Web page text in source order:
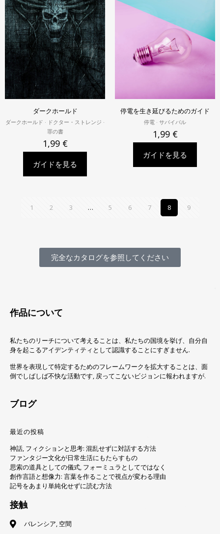
ダークホールド
ダークホールド · ドクター・ストレンジ ·
罪の書
1,99 €
ガイドを見る
停電を生き延びるためのガイド
停電 · サバイバル
1,99 €
ガイドを見る
1 2 3 … 5 6 7 8 9
完全なカタログを参照してください
作品について
私たちのリーチについて考えることは、私たちの国境を挙げ、自分自
身を起こるアイデンティティとして認識することにすぎません.
世界を表現して特定するためのフレームワークを拡大することは、面
倒でしばしば不快な活動です, 戻ってこないビジョンに報われますが.
ブログ
最近の投稿
神話, フィクションと思考: 混乱せずに対話する方法
ファンタジー文化が日常生活にもたらすもの
思索の道具としての儀式, フォーミュラとしてではなく
創作言語と想像力: 言葉を作ることで視点が変わる理由
記号をあまり単純化せずに読む方法
接触
バレンシア, 空間